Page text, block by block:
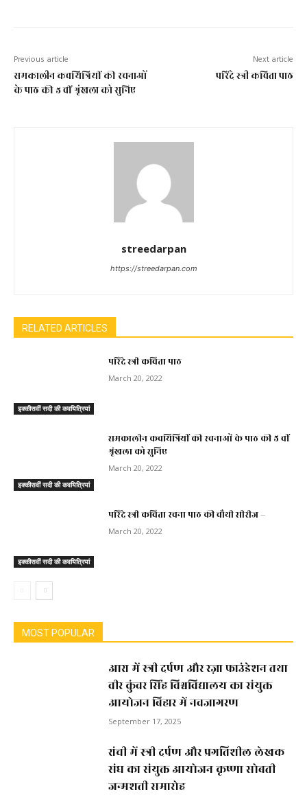
Previous article
समकालीन कवयित्रियीं की रचनाओं
के पाठ की 5 वीं श्रृंखला को सुनिए
Next article
परिंदे स्त्री कविता पाठ
streedarpan
https://streedarpan.com
RELATED ARTICLES
इक्कीसवीं सदी की कवयित्रियां
परिंदे स्त्री कविता पाठ
March 20, 2022
इक्कीसवीं सदी की कवयित्रियां
समकालीन कवयित्रियीं की रचनाओं के पाठ की 5 वीं
श्रृंखला को सुनिए
March 20, 2022
इक्कीसवीं सदी की कवयित्रियां
परिंदे स्त्री कविता रचना पाठ की चौथी सीरीज –
March 20, 2022
MOST POPULAR
आरा में स्त्री दर्पण और रज़ा फाउंडेशन तथा
वीर कुंवर सिंह विश्वविद्यालय का संयुक्त
आयोजन बिहार में नवजागरण
September 17, 2025
रांची में स्त्री दर्पण और प्रगतिशील लेखक
संघ का संयुक्त आयोजन कृष्णा सोबती
जन्मशती समारोह